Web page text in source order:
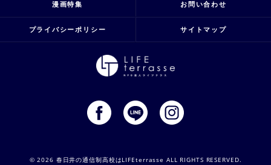
漫画特集 お問い合わせ
プライバシーポリシー サイトマップ
© 2026 春日井の通信制高校はLIFEterrasse ALL RIGHTS RESERVED.